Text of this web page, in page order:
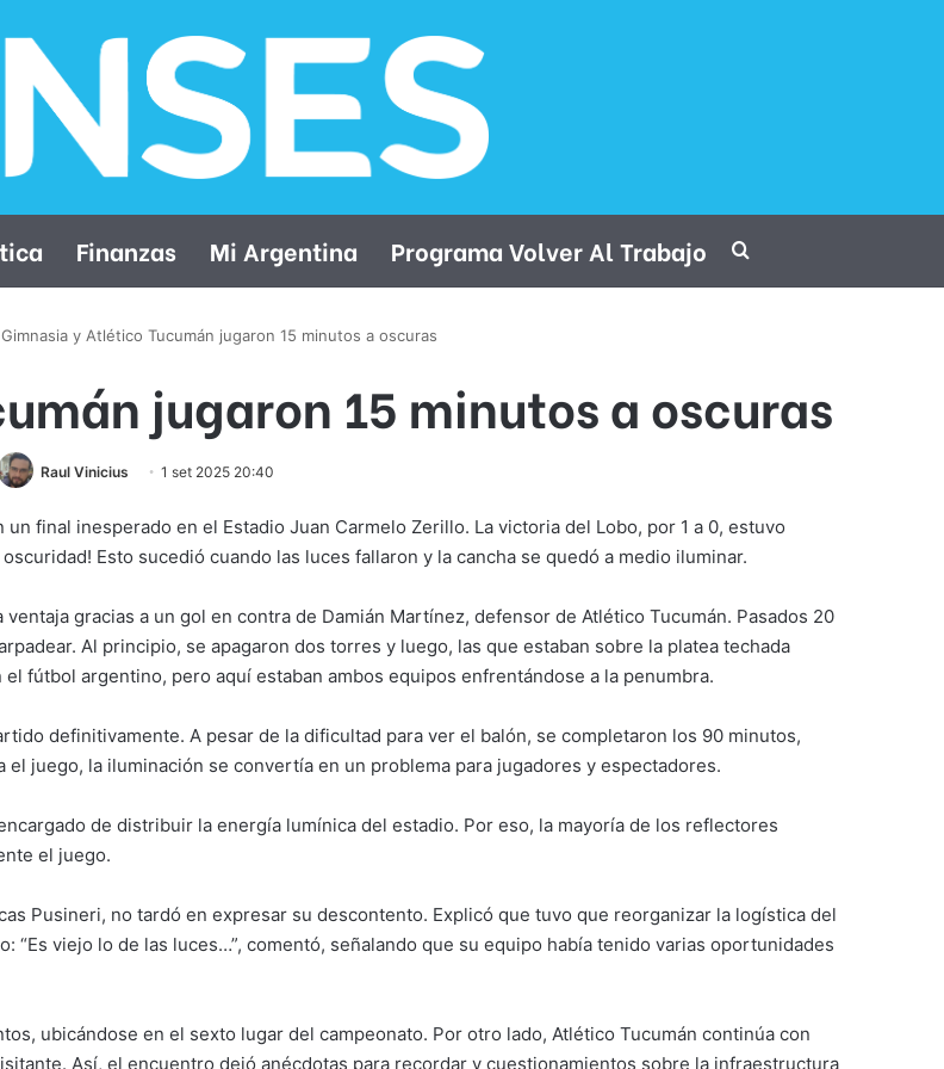
Finanzas Mi Argentina Programa Volver Al Trabajo
Gimnasia y Atlético Tucumán jugaron 15 minutos a oscuras
jugaron 15 minutos a oscuras
Raul Vinicius 1 set 2025 20:40
final inesperado en el Estadio Juan Carmelo Zerillo. La victoria del Lobo, por 1 a 0, estuvo
Esto sucedió cuando las luces fallaron y la cancha se quedó a medio iluminar.
gracias a un gol en contra de Damián Martínez, defensor de Atlético Tucumán. Pasados 20
Al principio, se apagaron dos torres y luego, las que estaban sobre la platea techada
fútbol argentino, pero aquí estaban ambos equipos enfrentándose a la penumbra.
definitivamente. A pesar de la dificultad para ver el balón, se completaron los 90 minutos,
juego, la iluminación se convertía en un problema para jugadores y espectadores.
de distribuir la energía lumínica del estadio. Por eso, la mayoría de los reflectores
el juego.
Pusineri, no tardó en expresar su descontento. Explicó que tuvo que reorganizar la logística del
“Es viejo lo de las luces…”, comentó, señalando que su equipo había tenido varias oportunidades
ubicándose en el sexto lugar del campeonato. Por otro lado, Atlético Tucumán continúa con
Así, el encuentro dejó anécdotas para recordar y cuestionamientos sobre la infraestructura